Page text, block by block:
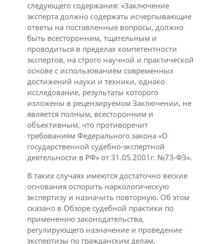
следующего содержания: «Заключение
эксперта должно содержать исчерпывающие
ответы на поставленные вопросы, должно
быть всесторонним, тщательным и
проводиться в пределах компетентности
экспертов, на строго научной и практической
основе с использованием современных
достижений науки и техники, однако
исследование, результаты которого
изложены в рецензируемом Заключении, не
является полным, всесторонним и
объективным, что противоречит
требованиям Федерального закона «О
государственной судебно-экспертной
деятельности в РФ» от 31.05.2001г. №73-ФЗ».
В таких случаях имеются достаточно веские
основания оспорить наркологическую
экспертизу и назначить повторную. Об этом
сказано в Обзоре судебной практики по
применению законодательства,
регулирующего назначение и проведение
экспертизы по гражданским делам,